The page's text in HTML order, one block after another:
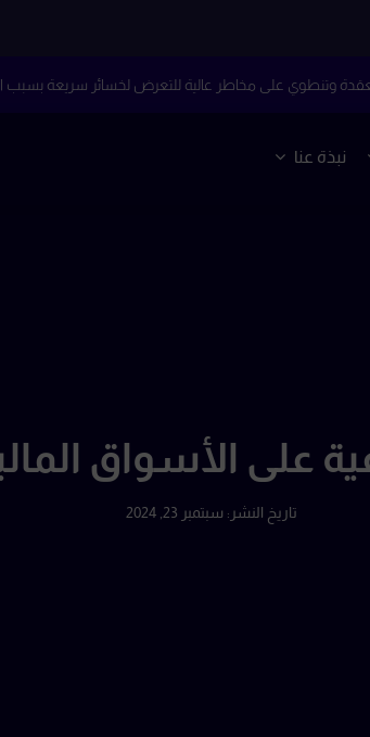
نبذة عنا
على الأسواق
تاريخ النشر: سبتمبر 23, 2024